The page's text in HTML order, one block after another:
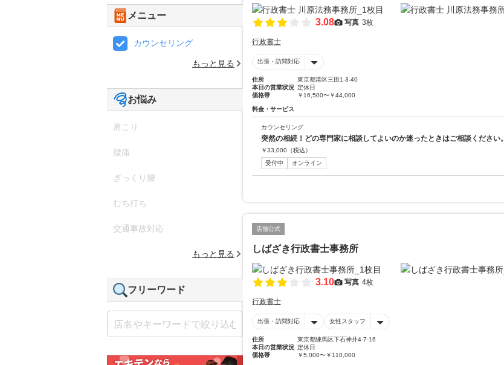
3.08 写真 3枚
行政書士
出張・訪問対応
住所
東京都港区三田1-3-40
本日の営業状況 定休日
価格帯
￥16,500〜￥44,000
料金・サービス
カウンセリング
突然の相続！どの専門家に相談してよいのか迷ったときはご相談ください。
￥33,000 （税込）
受付中
オンライン
店舗公式
しばざき行政書士事務所
3.10 写真 4枚
行政書士
出張・訪問対応 女性スタッフ
住所
東京都練馬区下石神井4-7-16
本日の営業状況 定休日
価格帯
￥5,000〜￥110,000
メニュー
カウンセリング
もっと見る
お悩み
肩こり
腰痛
ぎっくり腰
むち打ち
交通事故対応
もっと見る
フリーワード